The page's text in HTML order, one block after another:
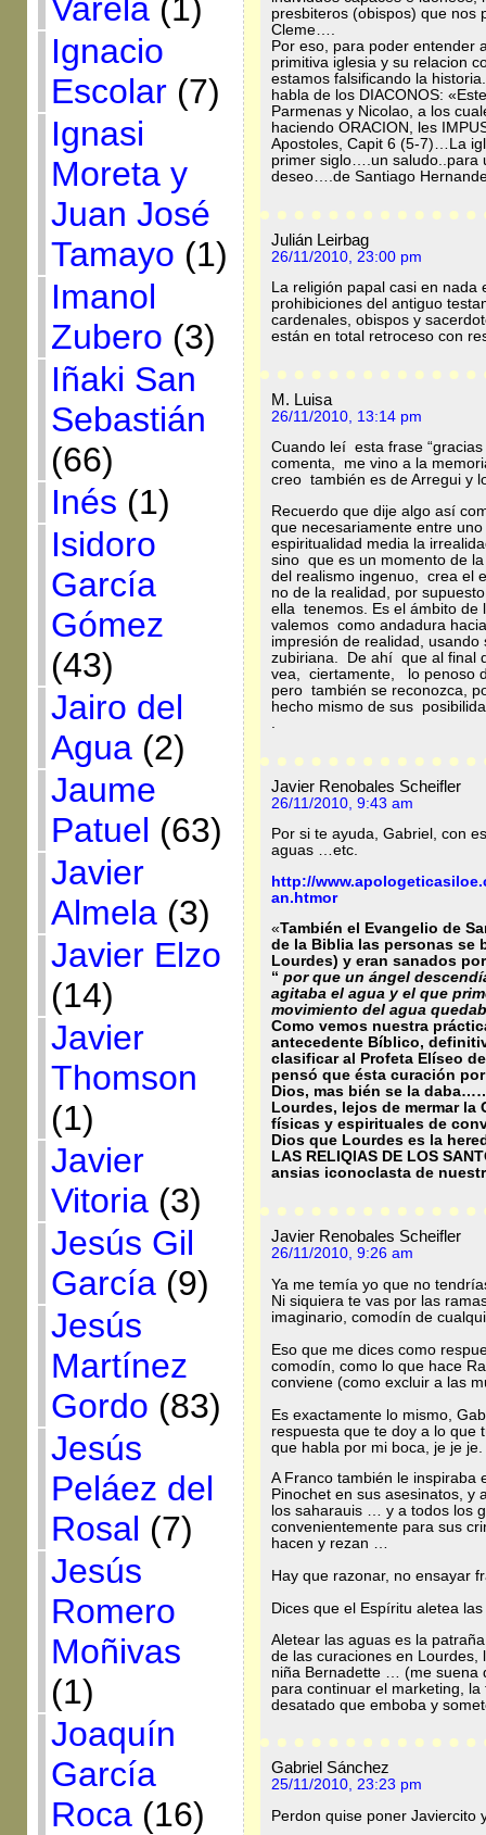
Varela(1)
Ignacio
Escolar(7)
Ignasi
Moreta y
Juan José
Tamayo (1)
Imanol
Zubero (3)
Iñaki San
Sebastián
(66)
Inés (1)
Isidoro
García
Gómez
(43)
Jairo del
Agua(2)
Jaume
Patuel (63)
Javier
Almela(3)
Javier Elzo
(14)
Javier
Thomson
(1)
Javier
Vitoria(3)
Jesús Gil
García(9)
Jesús
Martínez
Gordo (83)
Jesús
Peláez del
Rosal (7)
Jesús
Romero
Moñivas
(1)
Joaquín
García
Roca(16)
presbiteros (obispos) que
Cleme….
Por eso, para poder entender
primitiva iglesia y su relacion
estamos falsificando la
habla de los DIACONOS:
Parmenas y Nicolao, a los
haciendo ORACION, les
Apostoles, Capit 6 (5-7)…La
primer siglo….un saludo..para
deseo….de Santiago
Julián Leirbag
26/11/2010, 23:00 pm
La religión papal casi en nada
prohibiciones del antiguo
cardenales, obispos y
están en total retroceso con
M. Luisa
26/11/2010, 13:14 pm
Cuando leí esta frase
comenta, me vino a la
creo también es de Arregui y
Recuerdo que dije algo así
que necesariamente entre
espiritualidad media la
sino que es un momento de
del realismo ingenuo, crea el
no de la realidad, por
ella tenemos. Es el ámbito
valemos como andadura
impresión de realidad,
zubiriana. De ahí que al final
vea, ciertamente, lo penoso
pero también se reconozca,
hecho mismo de sus
Javier Renobales Scheifler
26/11/2010, 9:43 am
Por si te ayuda, Gabriel, con
aguas …etc.
http://
an.htmor
«También el Evangelio de
de la Biblia las personas se
Lourdes) y eran sanados
“ por que un ángel
agitaba el agua y el que
movimiento del agua
Como vemos nuestra
antecedente Bíblico,
clasificar al Profeta Elíseo
pensó que ésta curación
Dios, mas bién se la
Lourdes, lejos de mermar la
físicas y espirituales de
Dios que Lourdes es la
LAS RELIQIAS DE LOS
ansias iconoclasta de
Javier Renobales Scheifler
26/11/2010, 9:26 am
Ya me temía yo que no
Ni siquiera te vas por las
imaginario, comodín de
Eso que me dices como
comodín, como lo que hace
conviene (como excluir a las
Es exactamente lo mismo,
respuesta que te doy a lo que
que habla por mi boca, je je
A Franco también le inspiraba
Pinochet en sus asesinatos, y
los saharauis … y a todos los
convenientemente para sus
hacen y rezan …
Hay que razonar, no ensayar
Dices que el Espíritu aletea
Aletear las aguas es la
de las curaciones en Lourdes,
niña Bernadette … (me suena
para continuar el marketing,
desatado que emboba y
Gabriel Sánchez
25/11/2010, 23:23 pm
Perdon quise poner